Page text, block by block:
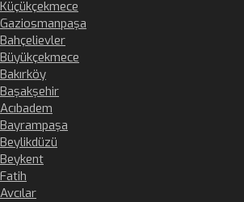
Küçükçekmece
Gaziosmanpaşa
Bahçelievler
Büyükçekmece
Bakırköy
Başakşehir
Acıbadem
Bayrampaşa
Beylikdüzü
Beykent
Fatih
Avcılar